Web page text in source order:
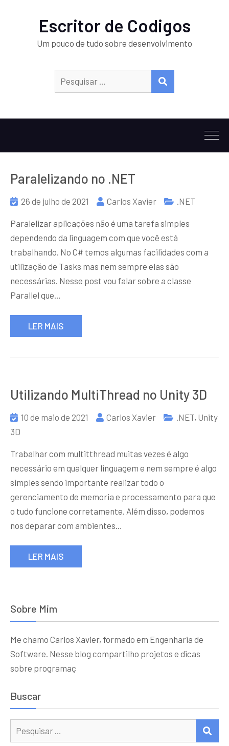
Escritor de Codigos
Um pouco de tudo sobre desenvolvimento
Paralelizando no .NET
26 de julho de 2021 Carlos Xavier .NET
Paralelizar aplicações não é uma tarefa simples
dependendo da linguagem com que você está
trabalhando. No C# temos algumas facilidades com a
utilização de Tasks mas nem sempre elas são
necessárias. Nesse post vou falar sobre a classe
Parallel que…
LER MAIS
Utilizando MultiThread no Unity 3D
10 de maio de 2021 Carlos Xavier .NET, Unity
3D
Trabalhar com multitthread muitas vezes é algo
necessário em qualquer linguagem e nem sempre é algo
simples sendo importante realizar todo o
gerenciamento de memoria e processamento para que
o tudo funcione corretamente. Além disso, podemos
nos deparar com ambientes…
LER MAIS
Sobre Mim
Me chamo Carlos Xavier, formado em Engenharia de
Software. Nesse blog compartilho projetos e dicas
sobre programaç
Buscar
Procurar: